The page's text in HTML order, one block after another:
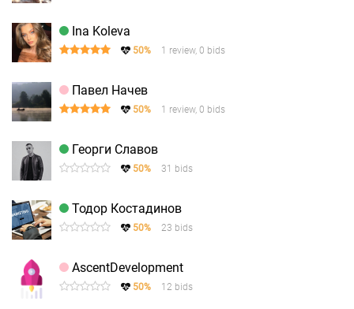
Ina Koleva
50% 1 review, 0 bids
Павел Начев
50% 1 review, 0 bids
Георги Славов
50% 31 bids
Тодор Костадинов
50% 23 bids
AscentDevelopment
50% 12 bids